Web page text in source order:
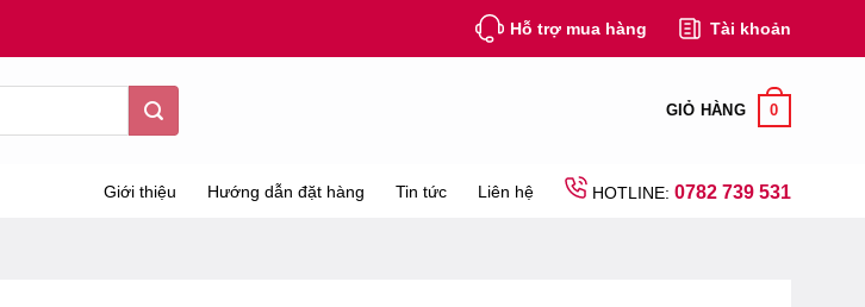
Hỗ trợ mua hàng Tài khoản
GIỎ HÀNG 0
Giới thiệu Hướng dẫn đặt hàng Tin tức Liên hệ HOTLINE: 0782 739 531